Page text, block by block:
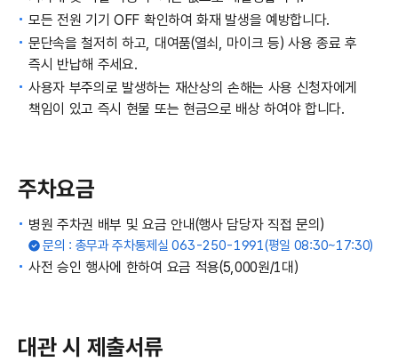
모든 전원 기기 OFF 확인하여 화재 발생을 예방합니다.
문단속을 철저히 하고, 대여품(열쇠, 마이크 등) 사용 종료 후
즉시 반납해 주세요.
사용자 부주의로 발생하는 재산상의 손해는 사용 신청자에게
책임이 있고 즉시 현물 또는 현금으로 배상 하여야 합니다.
주차요금
병원 주차권 배부 및 요금 안내(행사 담당자 직접 문의)
문의 : 총무과 주차통제실 063-250-1991(평일 08:30~17:30)
사전 승인 행사에 한하여 요금 적용(5,000원/1대)
대관 시 제출서류